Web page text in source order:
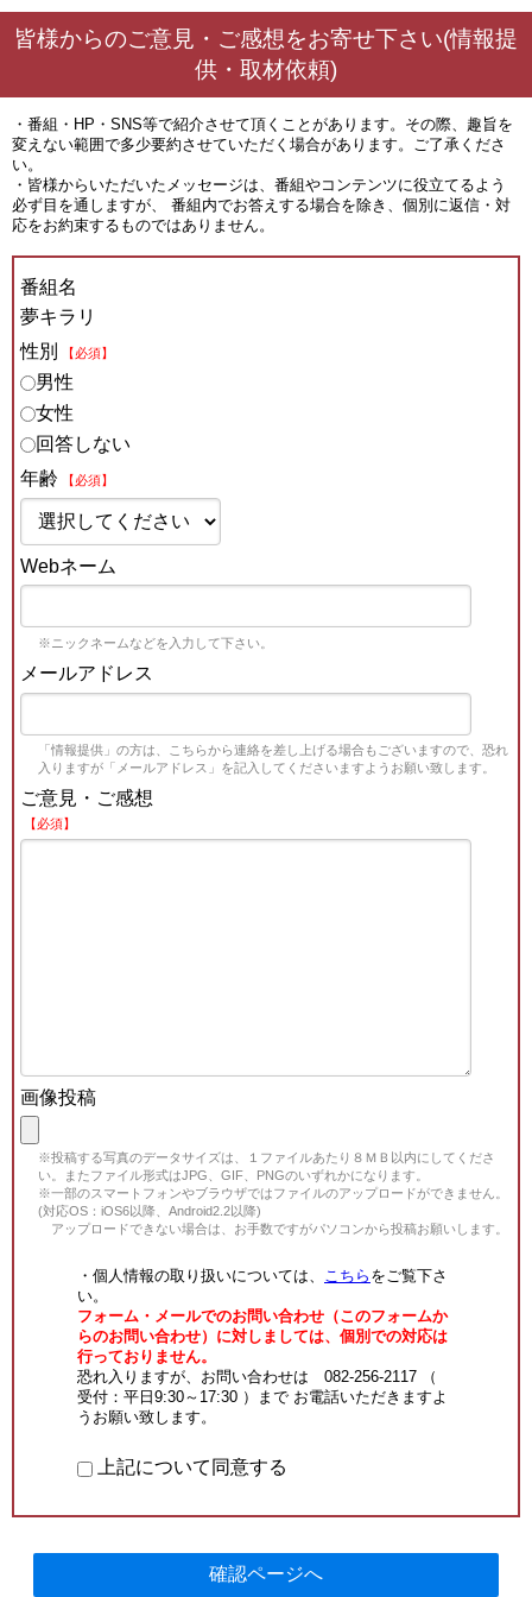
皆様からのご意見・ご感想をお寄せ下さい(情報提
供・取材依頼)
・番組・HP・SNS等で紹介させて頂くことがあります。その際、趣旨を
変えない範囲で多少要約させていただく場合があります。ご了承くださ
い。
・皆様からいただいたメッセージは、番組やコンテンツに役立てるよう
必ず目を通しますが、 番組内でお答えする場合を除き、個別に返信・対
応をお約束するものではありません。
番組名
夢キラリ
性別
【必須】
男性
女性
回答しない
年齢
【必須】
Webネーム
※ニックネームなどを入力して下さい。
メールアドレス
「情報提供」の方は、こちらから連絡を差し上げる場合もございますので、恐れ
入りますが「メールアドレス」を記入してくださいますようお願い致します。
ご意見・ご感想
【必須】
画像投稿
※投稿する写真のデータサイズは、１ファイルあたり８ＭＢ以内にしてくださ
い。またファイル形式はJPG、GIF、PNGのいずれかになります。
※一部のスマートフォンやブラウザではファイルのアップロードができません。
(対応OS：iOS6以降、Android2.2以降)
アップロードできない場合は、お手数ですがパソコンから投稿お願いします。
・個人情報の取り扱いについては、 こちら をご覧下さ
い。
フォーム・メールでのお問い合わせ（このフォームか
らのお問い合わせ）に対しましては、個別での対応は
行っておりません。
恐れ入りますが、お問い合わせは 082-256-2117 （
受付：平日9:30～17:30 ）まで お電話いただきますよ
うお願い致します。
上記について同意する
確認ページへ